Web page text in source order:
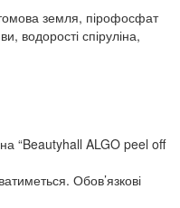
земля, пірофосфат
водорості спіруліна,
“Beautyhall ALGO peel off
Обов’язкові